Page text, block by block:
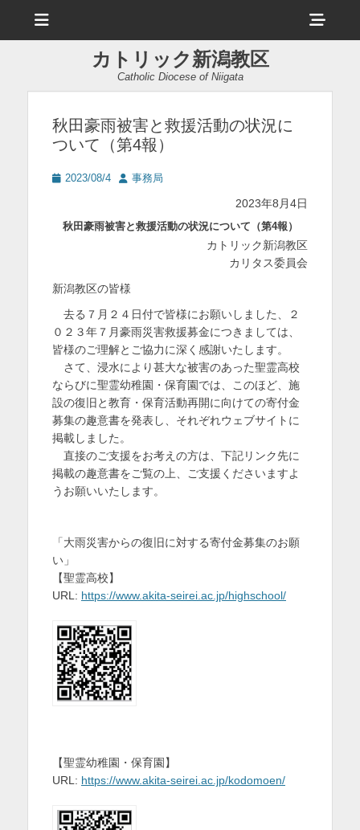
ュ
ヘ
ッ
ー
カトリック新潟教区
Catholic Diocese of Niigata
秋田豪雨被害と救援活動の状況に
ついて（第4報）
投 2023/08/4
投 事務局
2023年8月4日
秋田豪雨被害と救援活動の状況について（第4報）
カトリック新潟教区
カリタス委員会
新潟教区の皆様
去る７月２４日付で皆様にお願いしました、２
０２３年７月豪雨災害救援募金につきましては、
皆様のご理解とご協力に深く感謝いたします。
さて、浸水により甚大な被害のあった聖霊高校
ならびに聖霊幼稚園・保育園では、このほど、施
設の復旧と教育・保育活動再開に向けての寄付金
募集の趣意書を発表し、それぞれウェブサイトに
掲載しました。
直接のご支援をお考えの方は、下記リンク先に
掲載の趣意書をご覧の上、ご支援くださいますよ
うお願いいたします。
「大雨災害からの復旧に対する寄付金募集のお願
い」
【聖霊高校】
URL: https://www.akita-seirei.ac.jp/highschool/
【聖霊幼稚園・保育園】
URL: https://www.akita-seirei.ac.jp/kodomoen/